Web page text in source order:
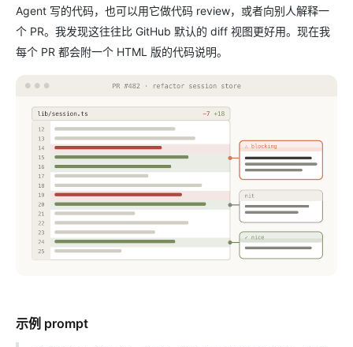
Agent 写的代码，也可以用它做代码 review，或者向别人解释一
个 PR。我发现这往往比 GitHub 默认的 diff 视图更好用。现在我
每个 PR 都会附一个 HTML 版的代码说明。
示例 prompt